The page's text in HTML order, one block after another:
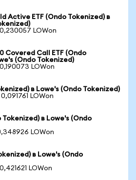
Active ETF (Ondo Tokenized) в
LOWon
Covered Call ETF (Ondo
(Ondo Tokenized)
LOWon
в Lowe's (Ondo Tokenized)
LOWon
в Lowe's (Ondo
LOWon
в Lowe's (Ondo
LOWon